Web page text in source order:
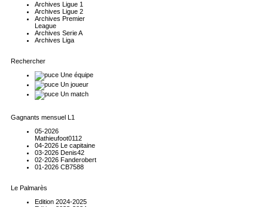
Archives Ligue 1
Archives Ligue 2
Archives Premier
League
Archives Serie A
Archives Liga
Rechercher
Une équipe
Un joueur
Un match
Gagnants mensuel L1
05-2026
Mathieufoot0112
04-2026 Le capitaine
03-2026 Denis42
02-2026 Fanderobert
01-2026 CB7588
Le Palmarès
Edition 2024-2025